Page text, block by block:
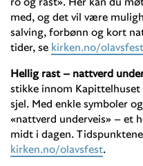
med, og det vil være
salving, forbønn og kort
tider, se kirken.no/olavsfest
Hellig rast – nattverd
stikke innom
sjel. Med enkle symboler
«nattverd underveis» – et
midt i dagen.
kirken.no/olavsfest.